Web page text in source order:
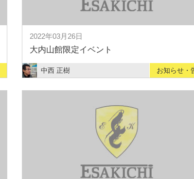
2022年03月26日
大内山館限定イベント
中西 正樹 お知らせ・